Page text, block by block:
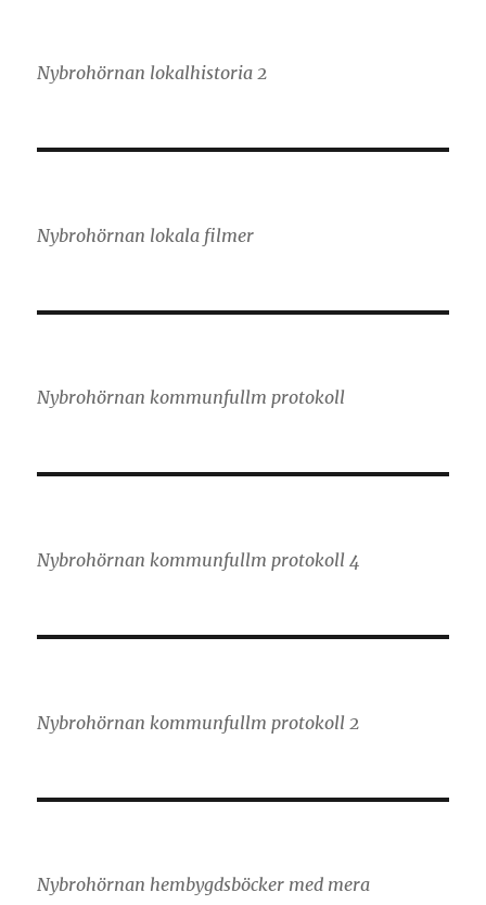
Nybrohörnan lokalhistoria 2
Nybrohörnan lokala filmer
Nybrohörnan kommunfullm protokoll
Nybrohörnan kommunfullm protokoll 4
Nybrohörnan kommunfullm protokoll 2
Nybrohörnan hembygdsböcker med mera